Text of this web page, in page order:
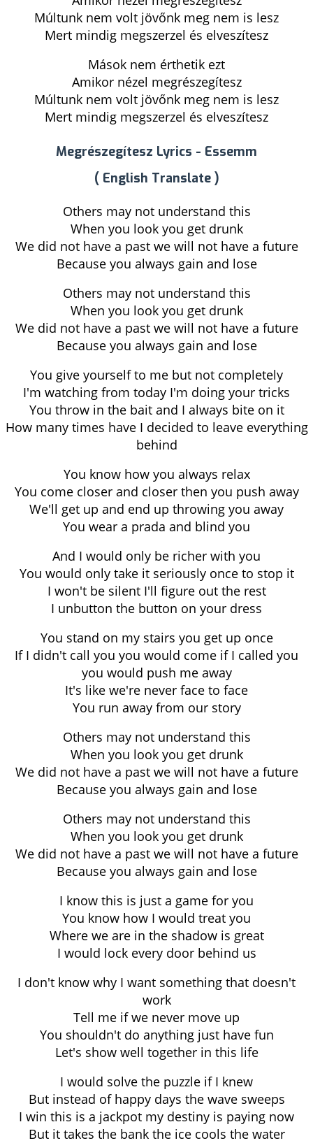
Múltunk nem volt jövőnk meg nem is lesz
Mert mindig megszerzel és elveszítesz
Mások nem érthetik ezt
Amikor nézel megrészegítesz
Múltunk nem volt jövőnk meg nem is lesz
Mert mindig megszerzel és elveszítesz
Megrészegítesz Lyrics - Essemm
( English Translate )
Others may not understand this
When you look you get drunk
We did not have a past we will not have a future
Because you always gain and lose
Others may not understand this
When you look you get drunk
We did not have a past we will not have a future
Because you always gain and lose
You give yourself to me but not completely
I'm watching from today I'm doing your tricks
You throw in the bait and I always bite on it
How many times have I decided to leave everything
behind
You know how you always relax
You come closer and closer then you push away
We'll get up and end up throwing you away
You wear a prada and blind you
And I would only be richer with you
You would only take it seriously once to stop it
I won't be silent I'll figure out the rest
I unbutton the button on your dress
You stand on my stairs you get up once
If I didn't call you you would come if I called you
you would push me away
It's like we're never face to face
You run away from our story
Others may not understand this
When you look you get drunk
We did not have a past we will not have a future
Because you always gain and lose
Others may not understand this
When you look you get drunk
We did not have a past we will not have a future
Because you always gain and lose
I know this is just a game for you
You know how I would treat you
Where we are in the shadow is great
I would lock every door behind us
I don't know why I want something that doesn't
work
Tell me if we never move up
You shouldn't do anything just have fun
Let's show well together in this life
I would solve the puzzle if I knew
But instead of happy days the wave sweeps
I win this is a jackpot my destiny is paying now
But it takes the bank the ice cools the water